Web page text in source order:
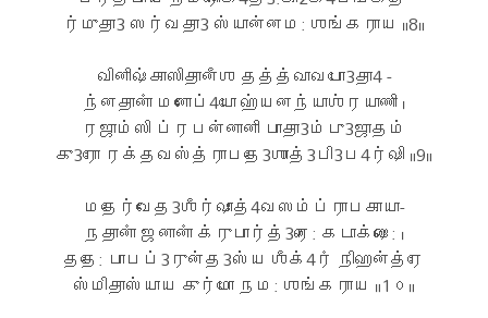
ர்முதா3 ஸர்வதா3 ஸ்யான்னம: ஶங்கராய ॥8॥
வினிஷ்காஸிதானீஶ தத்த்வாவபோ3தா4 -
ந்னதானாஂ மனோப்4யோ ஹ்யனந்யாஶ்ரயாணி ।
ரஜாம்ஸி ப்ரபன்னானி பாதா3ம்பு3ஜாதம்
கு3ரோ ரக்தவஸ்த்ராபதே3ஶாத்3பி3ப4ர்ஷி ॥9॥
மதேர்வேத3ஶீர்ஷாத்4வஸம்ப்ராபகாயா-
நதானாஂ ஜனானாஂ க்ருபார்த்3ரை: கடாக்ஷை: ।
ததே: பாபப்3ருன்த3ஸ்ய ஶீக்4ரஂ நிஹன்த்ரே
ஸ்மிதாஸ்யாய குர்மோ நம: ஶங்கராய ॥1௦॥